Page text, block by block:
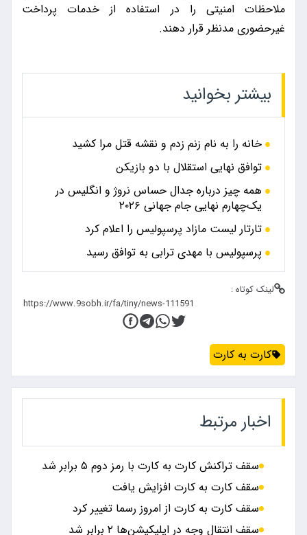
ملاحظات امنیتی را در استفاده از خدمات پرداخت
غیرحضوری مدنظر قرار دهند.
بیشتر بخوانید
خانه را به نام زنم زدم و نقشه قتل مرا کشید
توافق نهایی استقلال با دو بازیکن
همه چیز درباره جدال حساس نروژ و انگلیس در
یک‌چهارم نهایی جام جهانی ۲۰۲۶
تارتار لیست مازاد پرسپولیس را اعلام کرد
پرسپولیس با مهدی ترابی به توافق رسید
لینک کوتاه :
کارت به کارت
اخبار مرتبط
سقف تراکنش کارت به کارت با رمز دوم ۵ برابر شد
سقف کارت‌ به‌ کارت افزایش یافت
سقف کارت به کارت از امروز رسما تغییر کرد
سقف انتقال وجه در اپلیکیشن‌ها ۲ برابر شد